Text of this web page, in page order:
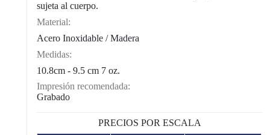
sujeta al cuerpo.
Material:
Acero Inoxidable / Madera
Medidas:
10.8cm - 9.5 cm 7 oz.
Impresión recomendada:
Grabado
PRECIOS POR ESCALA